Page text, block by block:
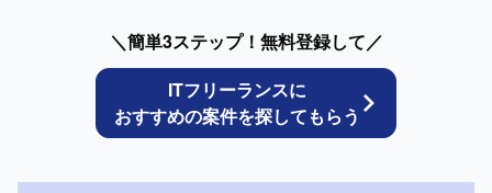
＼簡単3ステップ！無料登録して／
ITフリーランスに
おすすめの案件を探してもらう